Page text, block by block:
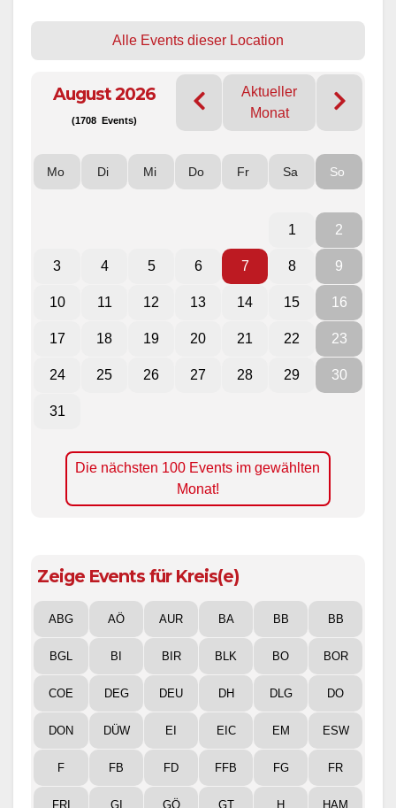
Alle Events dieser Location
August 2026
(1708 Events)
Aktueller
Monat
Mo Di Mi Do Fr Sa So
1 2
3 4 5 6 7 8 9
10 11 12 13 14 15 16
17 18 19 20 21 22 23
24 25 26 27 28 29 30
31
Die nächsten 100 Events im gewählten
Monat!
Zeige Events für Kreis(e)
ABG AÖ AUR BA BB BB
BGL BI BIR BLK BO BOR
COE DEG DEU DH DLG DO
DON DÜW EI EIC EM ESW
F FB FD FFB FG FR
FRI GI GÖ GT H HAM